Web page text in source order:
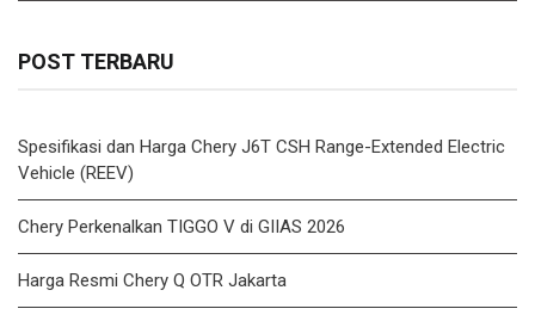
POST TERBARU
Spesifikasi dan Harga Chery J6T CSH Range-Extended Electric
Vehicle (REEV)
Chery Perkenalkan TIGGO V di GIIAS 2026
Harga Resmi Chery Q OTR Jakarta